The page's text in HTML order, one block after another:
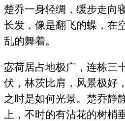
楚乔一身轻绸，缓步走向
长发，像是翻飞的蝶，在
乱的舞着。
宓荷居占地极广，连栋三
伏，林茨比肩，风景极好
之时是如何光景。楚乔静
上，不时的有沾花的树梢